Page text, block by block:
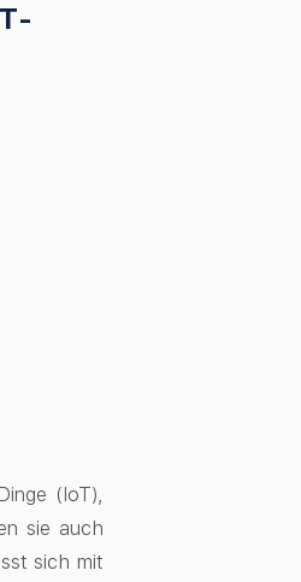
(IoT),
sie auch
sich mit